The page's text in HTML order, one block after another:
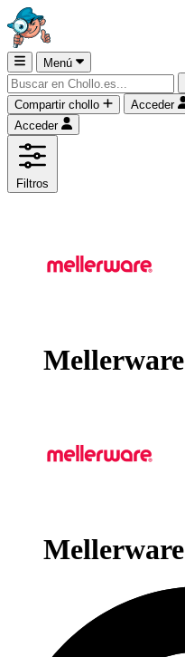
Menú
Compartir chollo
Acceder
Acceder
Filtros
Mellerware
Mellerware